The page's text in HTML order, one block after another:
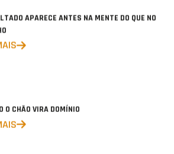
APARECE ANTES NA MENTE DO QUE NO
O CHÃO VIRA DOMÍNIO